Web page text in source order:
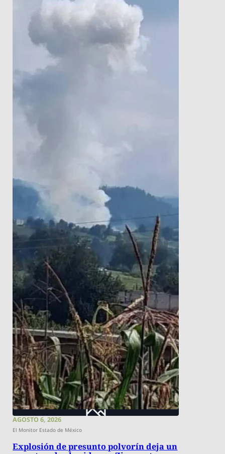
AGOSTO 6, 2026
El Monitor Estado de México
Explosión de presunto polvorín deja un